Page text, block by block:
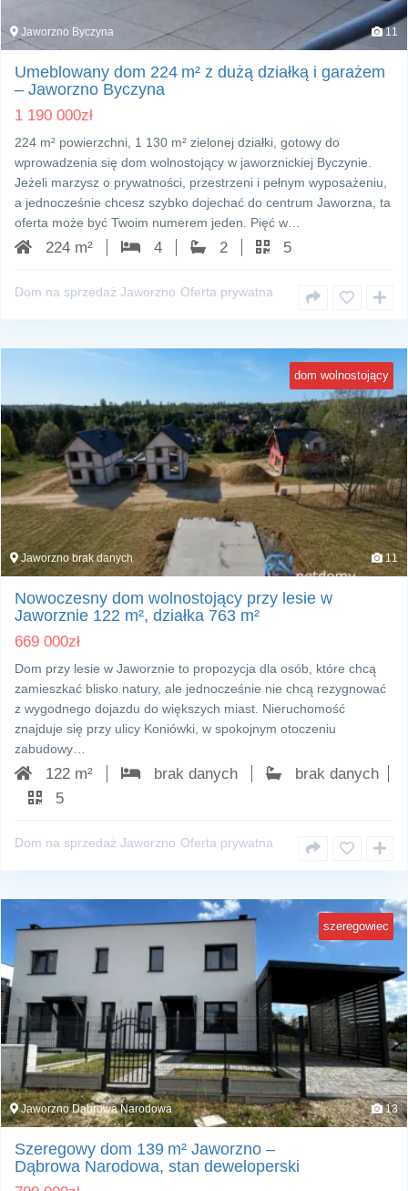
Jaworzno Byczyna 11
Umeblowany dom 224 m² z dużą działką i garażem
– Jaworzno Byczyna
1 190 000zł
224 m² powierzchni, 1 130 m² zielonej działki, gotowy do
wprowadzenia się dom wolnostojący w jaworznickiej Byczynie.
Jeżeli marzysz o prywatności, przestrzeni i pełnym wyposażeniu,
a jednocześnie chcesz szybko dojechać do centrum Jaworzna, ta
oferta może być Twoim numerem jeden. Pięć w…
224 m² 4 2 5
Dom na sprzedaż Jaworzno Oferta prywatna
dom wolnostojący
Jaworzno brak danych 11
Nowoczesny dom wolnostojący przy lesie w
Jaworznie 122 m², działka 763 m²
669 000zł
Dom przy lesie w Jaworznie to propozycja dla osób, które chcą
zamieszkać blisko natury, ale jednocześnie nie chcą rezygnować
z wygodnego dojazdu do większych miast. Nieruchomość
znajduje się przy ulicy Koniówki, w spokojnym otoczeniu
zabudowy…
122 m² brak danych
brak danych
5
Dom na sprzedaż Jaworzno Oferta prywatna
szeregowiec
Jaworzno Dąbrowa Narodowa 13
Szeregowy dom 139 m² Jaworzno –
Dąbrowa Narodowa, stan deweloperski